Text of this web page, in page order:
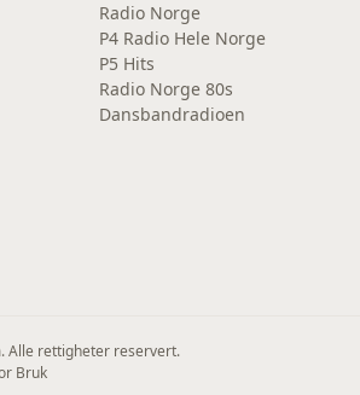
Radio Norge
P4 Radio Hele Norge
P5 Hits
Radio Norge 80s
Dansbandradioen
Alle rettigheter reservert.
Bruk